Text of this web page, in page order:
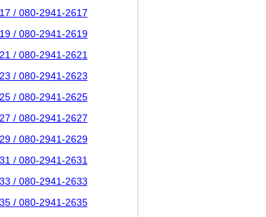
/ 080-2941-2617
/ 080-2941-2619
/ 080-2941-2621
/ 080-2941-2623
/ 080-2941-2625
/ 080-2941-2627
/ 080-2941-2629
/ 080-2941-2631
/ 080-2941-2633
/ 080-2941-2635